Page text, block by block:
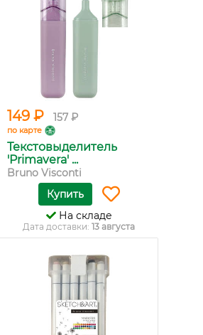
149 ₽ 157 ₽
по карте
Текстовыделитель
'Primavera' ...
Bruno Visconti
Купить
На складе
Дата доставки: 13 августа